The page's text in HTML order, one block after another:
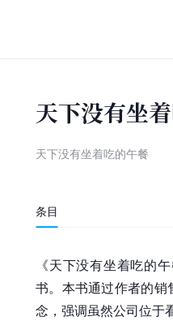
天下没有坐
天下没有坐着吃的午餐
条目
《天下没有坐着吃的
书。本书通过作者的销
念，强调虽然公司位于